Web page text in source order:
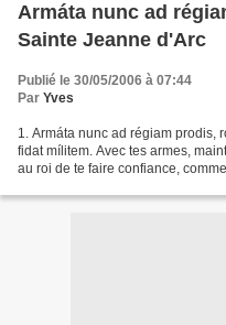
Armáta nunc ad
Sainte Jeanne d'Arc
Publié le 30/05/2006 à 07:44
Par Yves
1. Armáta nunc ad régiam prodis,
fidat mílitem. Avec tes armes,
au roi de te faire confiance,